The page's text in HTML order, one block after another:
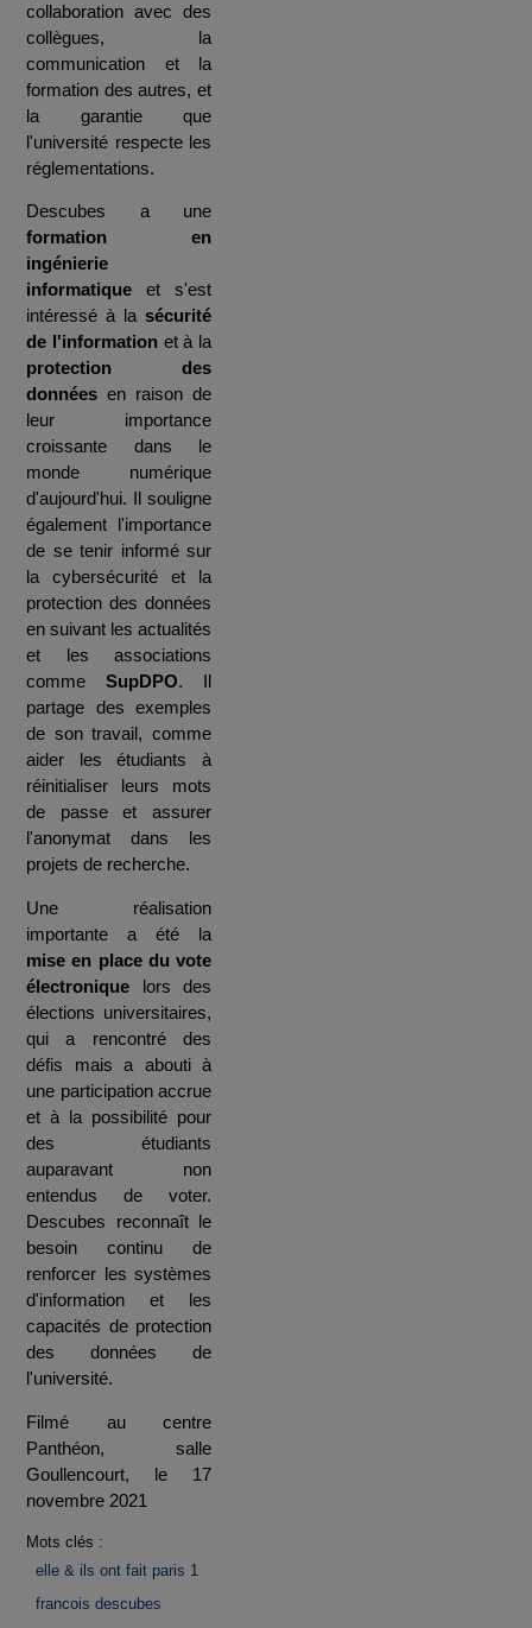
collaboration avec des
collègues, la
communication et la
formation des autres, et
la garantie que
l'université respecte les
réglementations.
Descubes a une
formation en
ingénierie
informatique et s'est
intéressé à la sécurité
de l'informationet à la
protection des
données en raison de
leur importance
croissante dans le
monde numérique
d'aujourd'hui. Il souligne
également l'importance
de se tenir informé sur
la cybersécurité et la
protection des données
en suivant les actualités
et les associations
comme SupDPO. Il
partage des exemples
de son travail, comme
aider les étudiants à
réinitialiser leurs mots
de passe et assurer
l'anonymat dans les
projets de recherche.
Une réalisation
importante a été la
mise en place du vote
électronique lors des
élections universitaires,
qui a rencontré des
défis mais a abouti à
une participation accrue
et à la possibilité pour
des étudiants
auparavant non
entendus de voter.
Descubes reconnaît le
besoin continu de
renforcer les systèmes
d'information et les
capacités de protection
des données de
l'université.
Filmé au centre
Panthéon, salle
Goullencourt, le 17
novembre 2021
Mots clés :
elle & ils ont fait paris 1
francois descubes